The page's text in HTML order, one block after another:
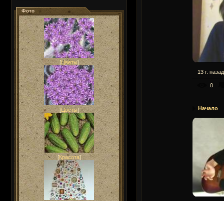
Фото
[Цветы]
[Цветы]
[Красота]
13 г. назад
0
Начало